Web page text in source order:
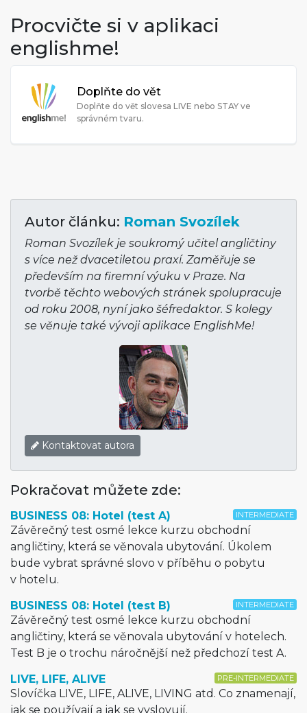
Procvičte si v aplikaci
englishme!
Doplňte do vět
Doplňte do vět slovesa LIVE nebo STAY ve
správném tvaru.
Autor článku: Roman Svozílek
Roman Svozílek je soukromý učitel angličtiny
s více než dvacetiletou praxí. Zaměřuje se
především na firemní výuku v Praze. Na
tvorbě těchto webových stránek spolupracuje
od roku 2008, nyní jako šéfredaktor. S kolegy
se věnuje také vývoji aplikace EnglishMe!
Kontaktovat autora
Pokračovat můžete zde:
INTERMEDIATE
BUSINESS 08: Hotel (test A)
Závěrečný test osmé lekce kurzu obchodní
angličtiny, která se věnovala ubytování. Úkolem
bude vybrat správné slovo v příběhu o pobytu
v hotelu.
INTERMEDIATE
BUSINESS 08: Hotel (test B)
Závěrečný test osmé lekce kurzu obchodní
angličtiny, která se věnovala ubytování v hotelech.
Test B je o trochu náročnější než předchozí test A.
PRE-INTERMEDIATE
LIVE, LIFE, ALIVE
Slovíčka LIVE, LIFE, ALIVE, LIVING atd. Co znamenají,
jak se používají a jak se vyslovují.